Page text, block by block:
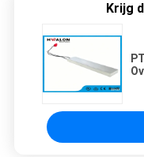
Krijg